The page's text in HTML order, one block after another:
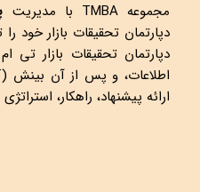
مجموعهTMBA با مدیریت
دپارتمان تحقیقات بازار خود
دپارتمان تحقیقات بازار
ارائه پیشنهاد، راهکار،